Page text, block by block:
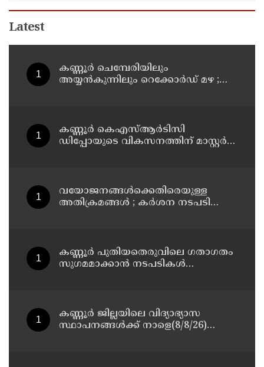
Latest
കണ്ണൂർ ചെമ്പേരിയിലും
അയ്യൻകുന്നിലും റെക്കോർഡ് മഴ ;
കണ്ണൂർ കെഎസ്ആർടിസി
ഡിപ്പോയുടെ വികസനത്തിന് മാസ്റ്റർ
വയോജനങ്ങൾക്കെതിരെയുള്ള
അതിക്രമങ്ങൾ ; കർശന നടപടി
കണ്ണൂർ പുതിയതെരുവിലെ ഗതാഗതം
സുഗമമാക്കാന്‍ നടപടികള്‍
കണ്ണൂർ ജില്ലയിലെ വിദ്യാഭ്യാസ
സ്ഥാപനങ്ങള്‍ക്ക് നാളെ(8/8/26)